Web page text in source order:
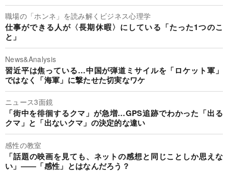
職場の「ホンネ」を読み解くビジネス心理学
仕事ができる人が〈長期休暇〉にしている「たった1つのこ
と」
News&Analysis
習近平は焦っている…中国が弾道ミサイルを「ロケット軍」
ではなく「海軍」に撃たせた切実なワケ
ニュース3面鏡
「街中を徘徊するクマ」が急増…GPS追跡でわかった「出る
クマ」と「出ないクマ」の決定的な違い
感性の教室
「話題の映画を見ても、ネットの感想と同じことしか思えな
い」――「感性」とはなんだろう？